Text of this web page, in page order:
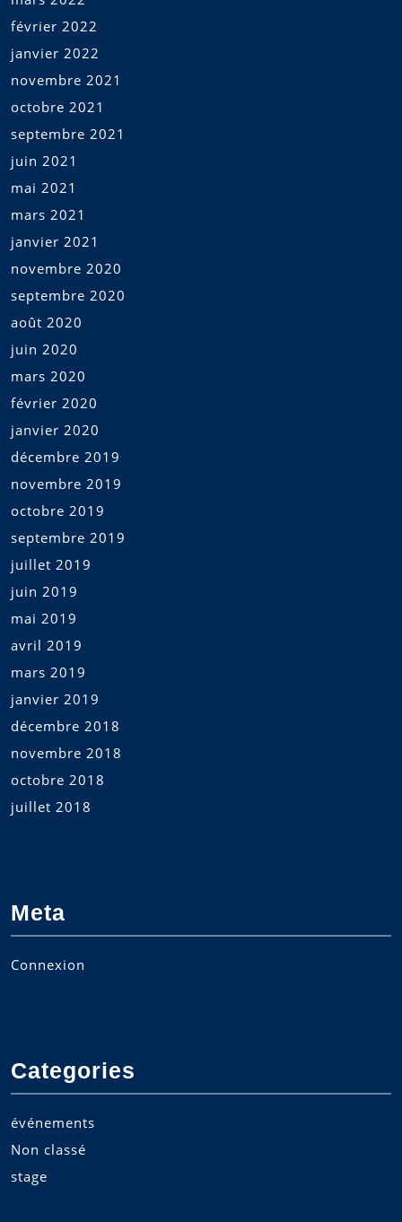
février 2022
janvier 2022
novembre 2021
octobre 2021
septembre 2021
juin 2021
mai 2021
mars 2021
janvier 2021
novembre 2020
septembre 2020
août 2020
juin 2020
mars 2020
février 2020
janvier 2020
décembre 2019
novembre 2019
octobre 2019
septembre 2019
juillet 2019
juin 2019
mai 2019
avril 2019
mars 2019
janvier 2019
décembre 2018
novembre 2018
octobre 2018
juillet 2018
Meta
Connexion
Categories
événements
Non classé
stage